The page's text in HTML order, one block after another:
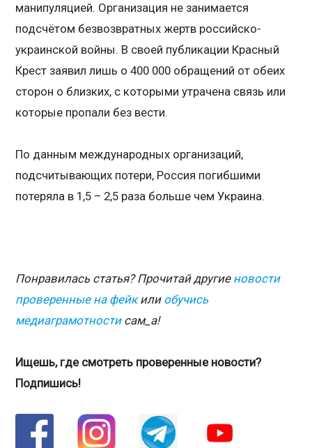
манипуляцией. Организация не занимается
подсчётом безвозвратных жертв российско-
украинской войны. В своей публикации Красный
Крест заявил лишь о 400 000 обращений от обеих
сторон о близких, с которыми утрачена связь или
которые пропали без вести.
По данным международных организаций,
подсчитывающих потери, Россия погибшими
потеряла в 1,5 – 2,5 раза больше чем Украина.
Понравилась статья? Прочитай другие новости
проверенные на фейкили обучись
медиаграмотностисам_а!
Ищешь, где смотреть проверенные новости?
Подпишись!